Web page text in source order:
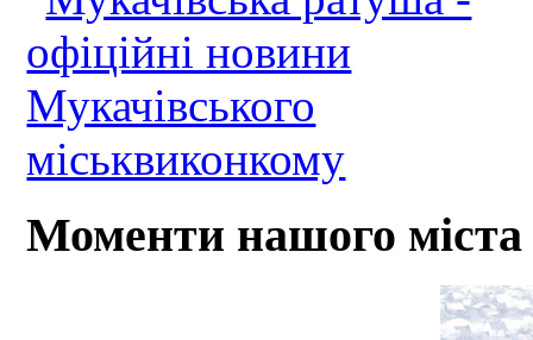
Моменти нашого міста